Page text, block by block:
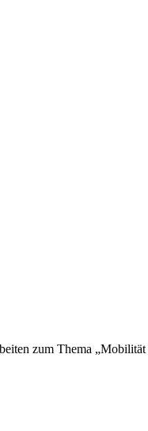
zum Thema